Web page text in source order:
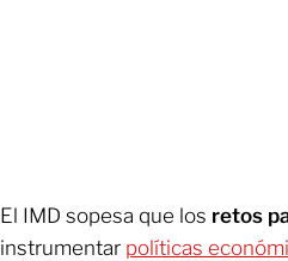
El IMD sopesa que los retos
instrumentar políticas